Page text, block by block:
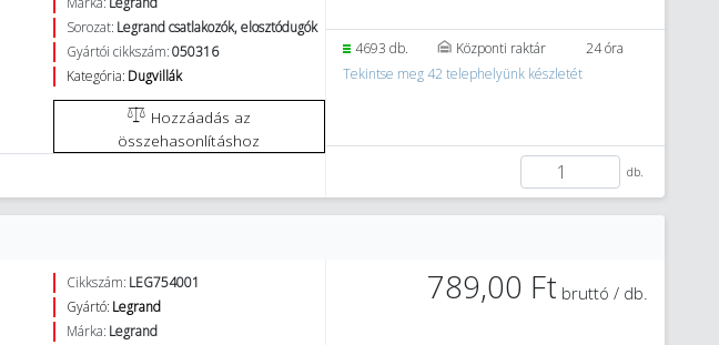
Sorozat: Legrand csatlakozók, elosztódugók
Gyártói cikkszám:050316
Kategória: Dugvillák
összehasonlításhoz
4693 db. Központi raktár
24 óra
Tekintse meg 42 telephelyünk készletét
db.
Cikkszám: LEG754001
Gyártó: Legrand
Márka: Legrand
789,00 Ft bruttó / db.